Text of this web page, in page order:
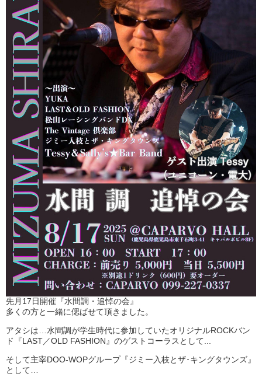
先月17日開催『水間調・追悼の会』
多くの方と一緒に偲ばせて頂きました。
アタシは…水間調が学生時代に参加していたオリジナルROCKバン
ド『LAST／OLD FASHION』のゲストコーラスとして...
そして主宰DOO-WOPグループ『ジミー入枝とザ･キングタウンズ』
として…